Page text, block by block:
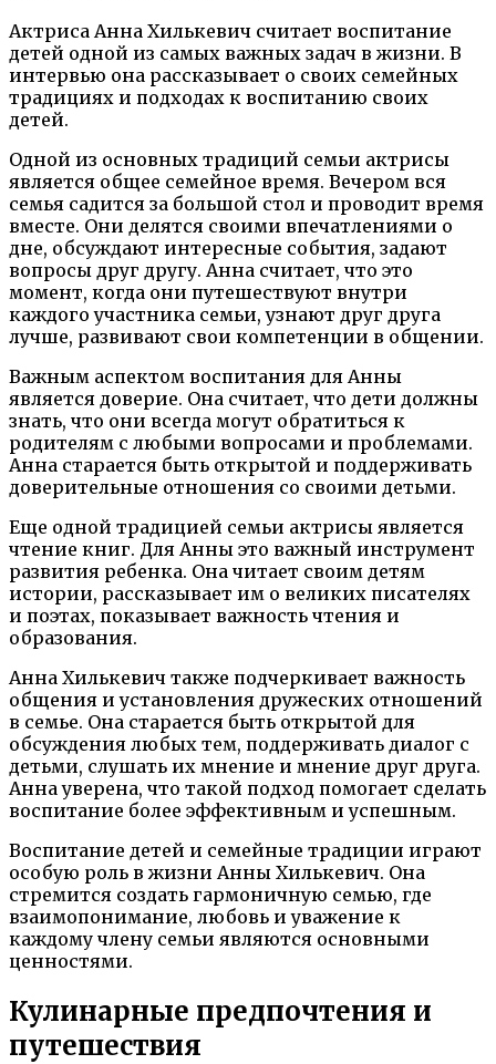
Актриса Анна Хилькевич считает воспитание
детей одной из самых важных задач в жизни. В
интервью она рассказывает о своих семейных
традициях и подходах к воспитанию своих
детей.
Одной из основных традиций семьи актрисы
является общее семейное время. Вечером вся
семья садится за большой стол и проводит время
вместе. Они делятся своими впечатлениями о
дне, обсуждают интересные события, задают
вопросы друг другу. Анна считает, что это
момент, когда они путешествуют внутри
каждого участника семьи, узнают друг друга
лучше, развивают свои компетенции в общении.
Важным аспектом воспитания для Анны
является доверие. Она считает, что дети должны
знать, что они всегда могут обратиться к
родителям с любыми вопросами и проблемами.
Анна старается быть открытой и поддерживать
доверительные отношения со своими детьми.
Еще одной традицией семьи актрисы является
чтение книг. Для Анны это важный инструмент
развития ребенка. Она читает своим детям
истории, рассказывает им о великих писателях
и поэтах, показывает важность чтения и
образования.
Анна Хилькевич также подчеркивает важность
общения и установления дружеских отношений
в семье. Она старается быть открытой для
обсуждения любых тем, поддерживать диалог с
детьми, слушать их мнение и мнение друг друга.
Анна уверена, что такой подход помогает сделать
воспитание более эффективным и успешным.
Воспитание детей и семейные традиции играют
особую роль в жизни Анны Хилькевич. Она
стремится создать гармоничную семью, где
взаимопонимание, любовь и уважение к
каждому члену семьи являются основными
ценностями.
Кулинарные предпочтения и
путешествия